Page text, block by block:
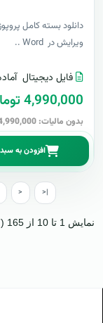
دانلود بسته کامل
ویرایش در Word ..
فایل دیجیتال
4,990,000 تومان
بدون مالیات: 4,990,000 تومان
افزودن به سبد
> >|
نمایش 1 تا 10 از 165 (17 صفحه)